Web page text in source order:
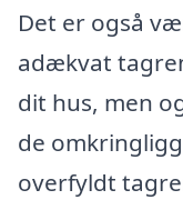
Det er også
adækvat
dit hus, men
de
overfyldt